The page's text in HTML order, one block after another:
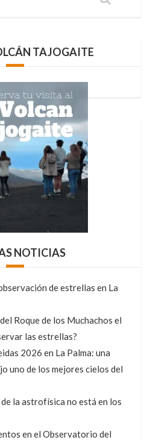
TAJOGAITE
NOTICIAS
de estrellas en La
Roque de los Muchachos el
las estrellas?
2026 en La Palma: una
uno de los mejores cielos del
la astrofísica no está en los
en el Observatorio del